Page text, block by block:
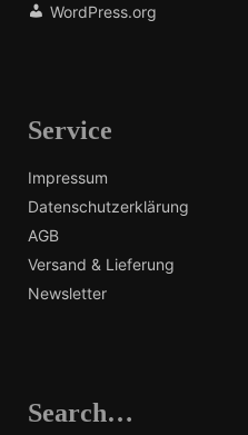
WordPress.org
Service
Impressum
Datenschutzerklärung
AGB
Versand & Lieferung
Newsletter
Search…